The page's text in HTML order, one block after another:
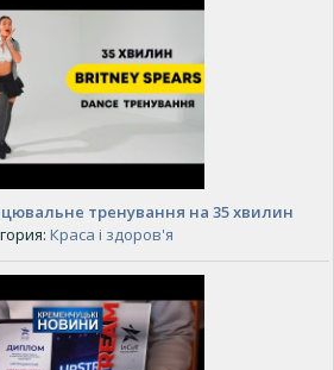
тренування на 35 хвилин
Краса і здоров'я